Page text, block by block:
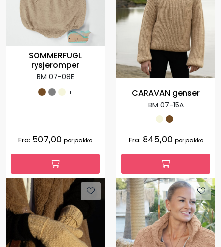
SOMMERFUGL
rysjeromper
BM 07-08E
+
Fra: 507,00 per pakke
CARAVAN genser
BM 07-15A
Fra: 845,00 per pakke